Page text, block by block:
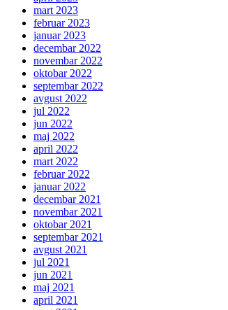
mart 2023
februar 2023
januar 2023
decembar 2022
novembar 2022
oktobar 2022
septembar 2022
avgust 2022
jul 2022
jun 2022
maj 2022
april 2022
mart 2022
februar 2022
januar 2022
decembar 2021
novembar 2021
oktobar 2021
septembar 2021
avgust 2021
jul 2021
jun 2021
maj 2021
april 2021